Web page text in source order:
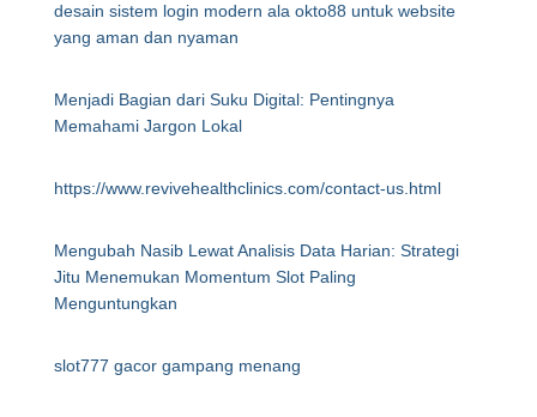
desain sistem login modern ala okto88 untuk website
yang aman dan nyaman
Menjadi Bagian dari Suku Digital: Pentingnya
Memahami Jargon Lokal
https://www.revivehealthclinics.com/contact-us.html
Mengubah Nasib Lewat Analisis Data Harian: Strategi
Jitu Menemukan Momentum Slot Paling
Menguntungkan
slot777 gacor gampang menang